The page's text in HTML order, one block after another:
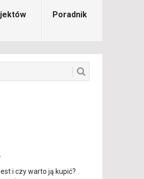
Poradnik
i czy warto ją kupić?